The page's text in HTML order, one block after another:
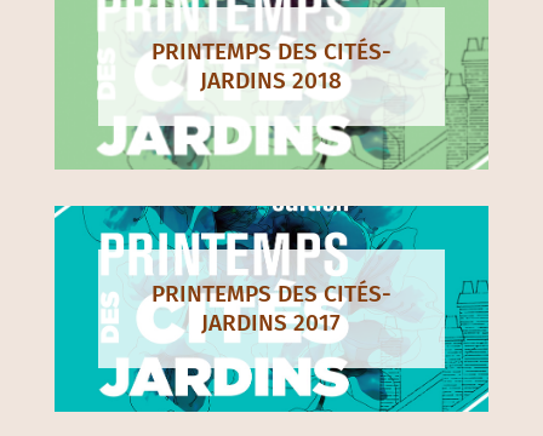
PRINTEMPS DES CITÉS-
JARDINS 2018
PRINTEMPS DES CITÉS-
JARDINS 2017